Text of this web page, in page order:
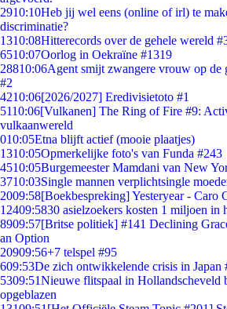
2910:10Heb jij wel eens (online of irl) te
discriminatie?
1310:08Hitterecords over de gehele wereld
6510:07Oorlog in Oekraïne #1319
28810:06Agent smijt zwangere vrouw op de
#2
4210:06[2026/2027] Eredivisietoto #1
5110:06[Vulkanen] The Ring of Fire #9:
vulkaanwereld
010:05Etna blijft actief (mooie plaatjes)
1310:05Opmerkelijke foto's van Funda #243
4510:05Burgemeester Mamdani van New
3710:03Single mannen verplichtsingle
2009:58[Boekbespreking] Yesteryear - Caro
12409:5830 asielzoekers kosten 1 miljoen in
8909:57[Britse politiek] #141 Declining
an Option
20909:56+7 telspel #95
609:53De zich ontwikkelende crisis in Japan
5309:51Nieuwe flitspaal in Hollandscheveld
opgeblazen